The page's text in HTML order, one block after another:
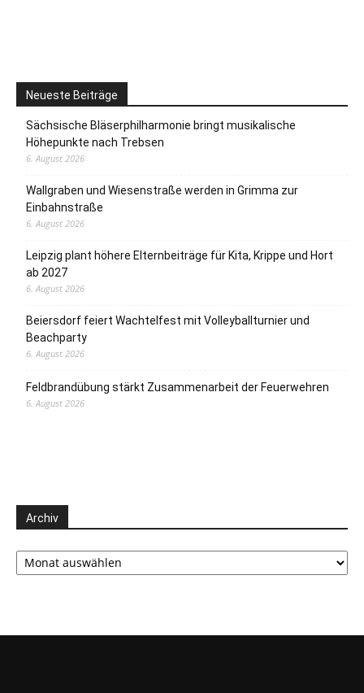
Neueste Beiträge
Sächsische Bläserphilharmonie bringt musikalische
Höhepunkte nach Trebsen
6. August 2026
Wallgraben und Wiesenstraße werden in Grimma zur
Einbahnstraße
6. August 2026
Leipzig plant höhere Elternbeiträge für Kita, Krippe und Hort
ab 2027
6. August 2026
Beiersdorf feiert Wachtelfest mit Volleyballturnier und
Beachparty
6. August 2026
Feldbrandübung stärkt Zusammenarbeit der Feuerwehren
6. August 2026
Archiv
Archiv